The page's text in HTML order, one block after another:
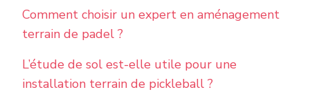
Comment choisir un expert en aménagement
terrain de padel ?
L’étude de sol est-elle utile pour une
installation terrain de pickleball ?